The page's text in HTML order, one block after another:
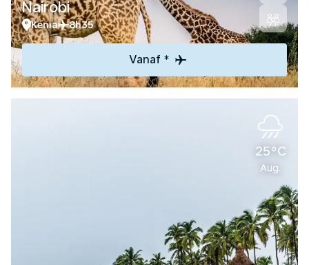
Nairobi
Kenia 8h35
Vanaf *
25°C
Aug.